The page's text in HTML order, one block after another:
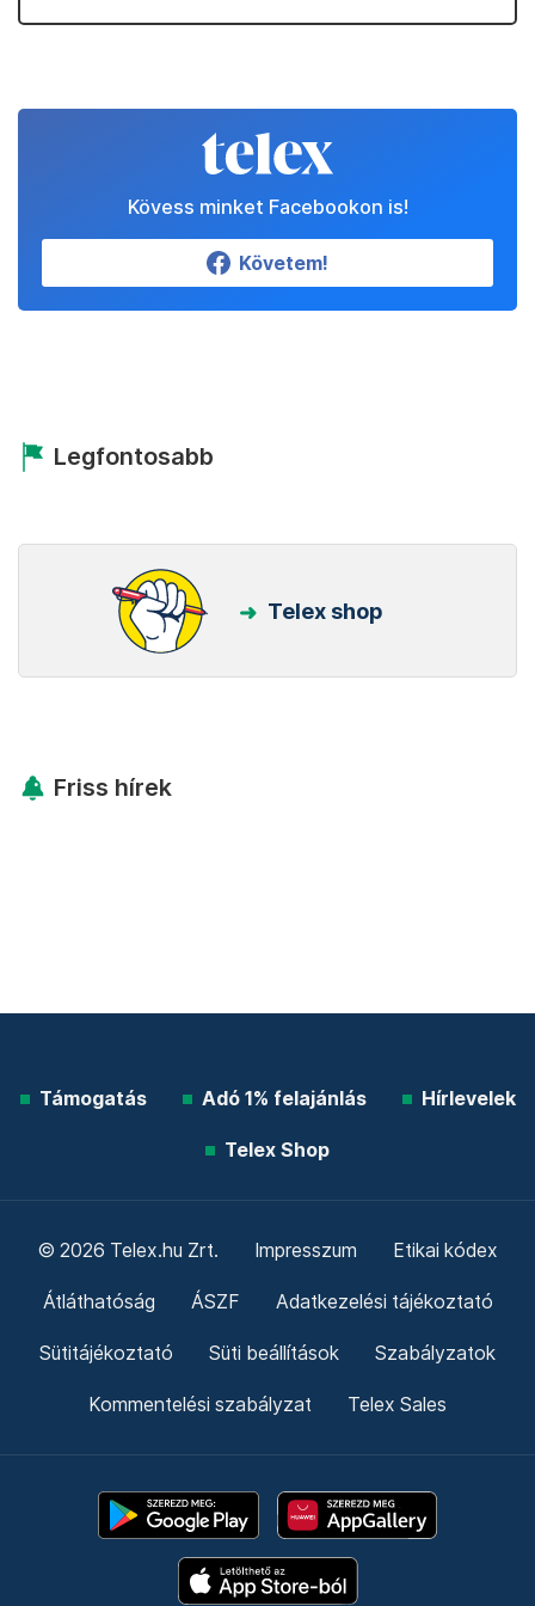
Kövess minket Facebookon is!
Követem!
Legfontosabb
Telex shop
Friss hírek
Támogatás Adó 1% felajánlás Hírlevelek
Telex Shop
© 2026 Telex.hu Zrt. Impresszum Etikai kódex
Átláthatóság ÁSZF Adatkezelési tájékoztató
Sütitájékoztató Süti beállítások Szabályzatok
Kommentelési szabályzat Telex Sales